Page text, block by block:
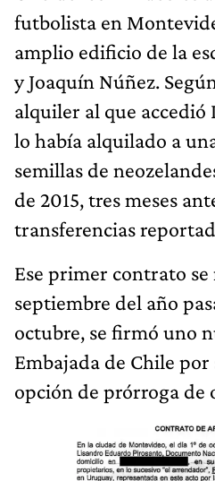
futbolista en
amplio edificio de la
y Joaquín Núñez.
alquiler al que accedió
lo había alquilado a
semillas de
de 2015, tres meses
transferencias
Ese primer contrato se
septiembre del año
octubre, se firmó uno
Embajada de Chile por
opción de prórroga de